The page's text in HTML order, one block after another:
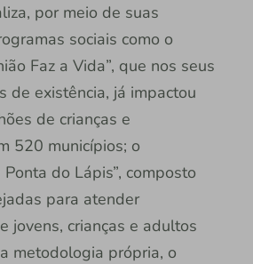
por meio de suas
sociais como o
Faz a Vida”, que nos seus
de existência, já impactou
de crianças e
520 municípios; o
Ponta do Lápis”, composto
para atender
jovens, crianças e adultos
metodologia própria, o